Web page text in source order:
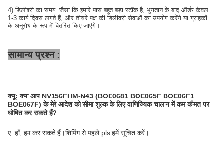
4) डिलीवरी का समय: जैसा कि हमारे पास बहुत बड़ा स्टॉक है, भुगतान के बाद ऑर्डर केवल
1-3 कार्य दिवस लगते हैं, और तीसरे पक्ष की डिलीवरी सेवाओं का उपयोग करेंगे या ग्राहकों
के अनुरोध के रूप में वितरित किए जाएंगे।
सामान्य प्रश्न :
क्यू: क्या आप NV156FHM-N43 (BOE0681 BOE065F BOE06F1
BOE067F) के मेरे आदेश को सीमा शुल्क के लिए वाणिज्यिक चालान में कम कीमत पर
घोषित कर सकते हैं?
ए: हाँ, हम कर सकते हैं।शिपिंग से पहले pls हमें सूचित करें।